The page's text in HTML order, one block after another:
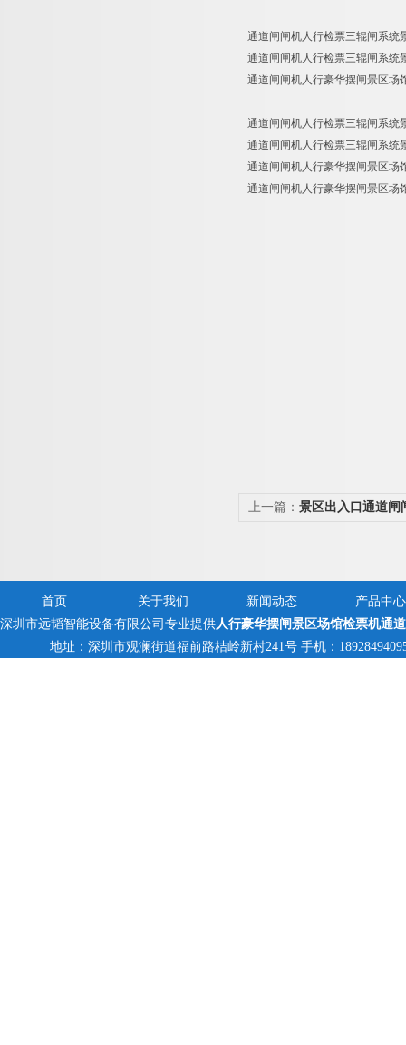
通道闸闸机人行检票三辊闸系统
通道闸闸机人行检票三辊闸系统
通道闸闸机人行豪华摆闸景区场
通道闸闸机人行检票三辊闸系统
通道闸闸机人行检票三辊闸系统
通道闸闸机人行豪华摆闸景区场
通道闸闸机人行豪华摆闸景区场
上一篇： 景区出入口通道闸
首页 关于我们 新闻动态
产品中心
深圳市远韬智能设备有限公司专业提供人行豪华摆闸景区场馆检票机通
地址：深圳市观澜街道福前路桔岭新村241号 手机：